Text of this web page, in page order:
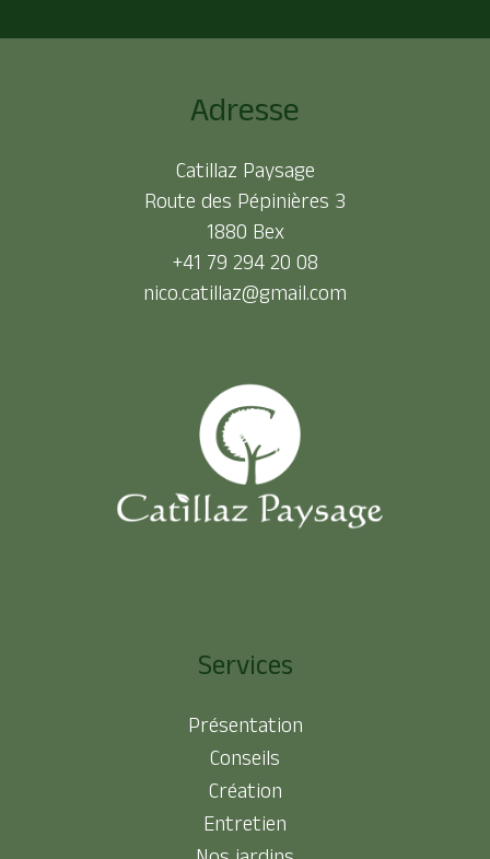
Adresse
Catillaz Paysage
Route des Pépinières 3
1880 Bex
+41 79 294 20 08
nico.catillaz@gmail.com
Services
Présentation
Conseils
Création
Entretien